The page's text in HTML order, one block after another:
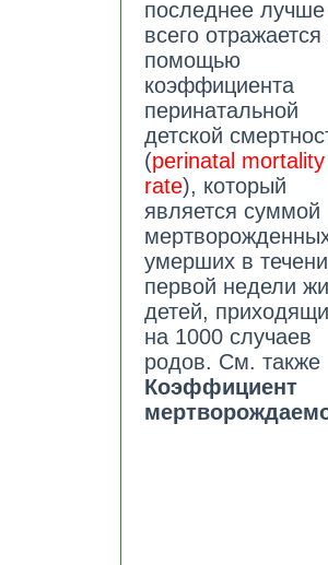
последнее лучше
всего отражается
помощью
коэффициента
перинатальной
детской
(perinatal mortality
rate), который
является суммой
умерших в
первой недели
детей,
на 1000 случаев
родов. См. также
Коэффициент